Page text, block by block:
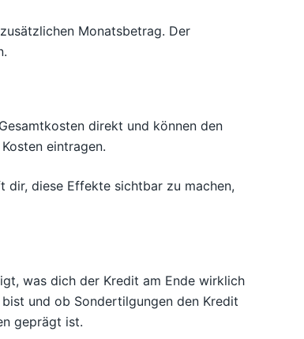
Monatsbetrag. Der
direkt und können den
eintragen.
dir, diese Effekte sichtbar zu machen,
was dich der Kredit am Ende wirklich
und ob Sondertilgungen den Kredit
geprägt ist.